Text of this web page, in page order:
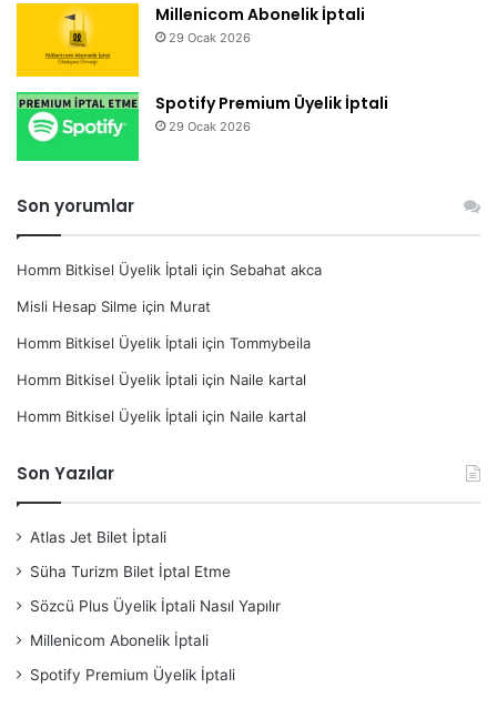
Millenicom Abonelik İptali
29 Ocak 2026
Spotify Premium Üyelik İptali
29 Ocak 2026
Son yorumlar
Homm Bitkisel Üyelik İptali için Sebahat akca
Misli Hesap Silme için Murat
Homm Bitkisel Üyelik İptali için Tommybeila
Homm Bitkisel Üyelik İptali için Naile kartal
Homm Bitkisel Üyelik İptali için Naile kartal
Son Yazılar
Atlas Jet Bilet İptali
Süha Turizm Bilet İptal Etme
Sözcü Plus Üyelik İptali Nasıl Yapılır
Millenicom Abonelik İptali
Spotify Premium Üyelik İptali